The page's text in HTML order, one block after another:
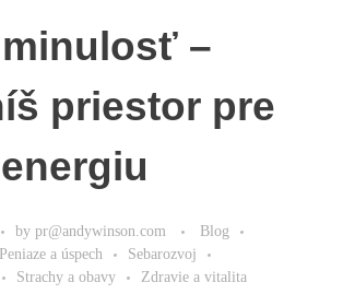
–
priestor pre
by pr@andywinson.com
Blog
Peniaze a úspech
Sebarozvoj
Strachy a obavy Zdravie a vitalita